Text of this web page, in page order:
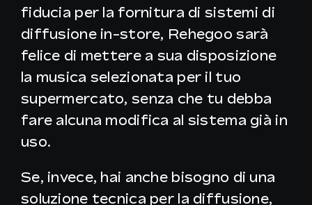
fiducia per la fornitura di sistemi di
diffusione in-store, Rehegoo sarà
felice di mettere a sua disposizione
la musica selezionata per il tuo
supermercato, senza che tu debba
fare alcuna modifica al sistema già in
uso.
Se, invece, hai anche bisogno di una
soluzione tecnica per la diffusione,